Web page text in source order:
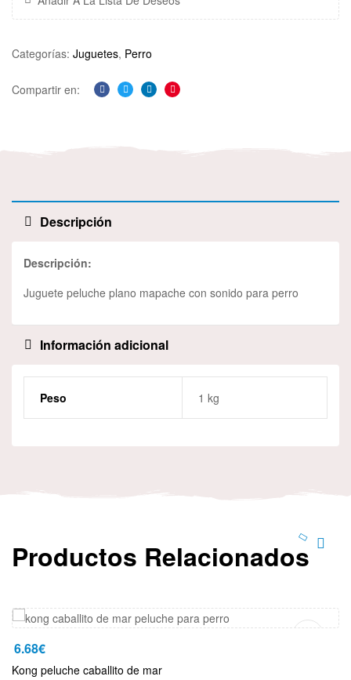
Categorías: Juguetes, Perro
Compartir en:
Facebook
TwitterLinkedinPinterest
Descripción
Descripción:
Juguete peluche plano mapache con sonido para perro
Información adicional
Peso 1 kg
Productos Relacionados
6.68€
Kong peluche caballito de mar